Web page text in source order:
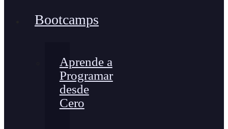
Bootcamps
Aprende a
Programar
desde
Cero